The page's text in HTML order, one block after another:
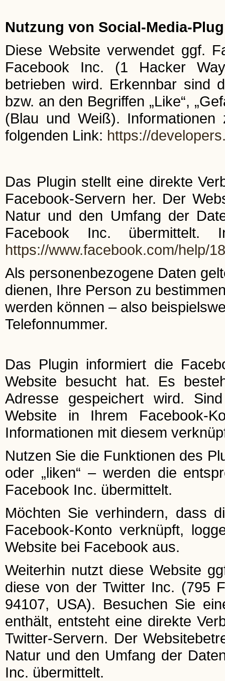
Nutzung von Social-Media-
Diese Website verwendet ggf.
Facebook Inc. (1 Hacker
betrieben wird. Erkennbar sind
bzw. an den Begriffen „Like“,
(Blau und Weiß).
folgenden Link: https://
Das Plugin stellt eine direkte
Facebook-Servern her. Der
Natur und den Umfang der
Facebook Inc. übermittelt.
https://www.facebook.com/help/
Als personenbezogene Daten
dienen, Ihre Person zu
werden können – also
Telefonnummer.
Das Plugin informiert die
Website besucht hat. Es
Adresse gespeichert wird.
Website in Ihrem Facebook-
Informationen mit diesem
Nutzen Sie die Funktionen des
oder „liken“ – werden die
Facebook Inc. übermittelt.
Möchten Sie verhindern, dass
Facebook-Konto verknüpft,
Website bei Facebook aus.
Weiterhin nutzt diese Website
diese von der Twitter Inc. (795
94107, USA). Besuchen Sie
enthält, entsteht eine direkte
Twitter-Servern. Der
Natur und den Umfang der
Inc. übermittelt.